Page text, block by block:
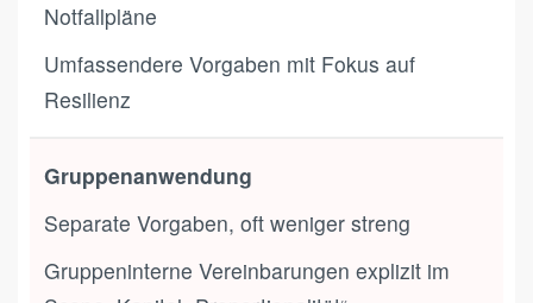
Notfallpläne
Umfassendere Vorgaben mit Fokus auf
Resilienz
Gruppenanwendung
Separate Vorgaben, oft weniger streng
Gruppeninterne Vereinbarungen explizit im